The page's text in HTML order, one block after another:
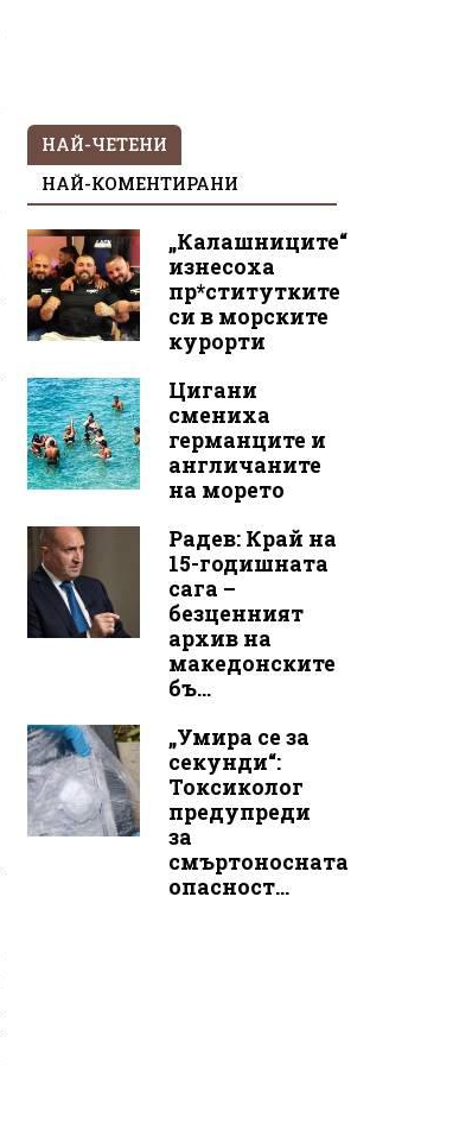
НАЙ-ЧЕТЕНИ
НАЙ-КОМЕНТИРАНИ
„Калашниците“
изнесоха
пр*ститутките
си в морските
курорти
Цигани
смениха
германците и
англичаните
на морето
Радев: Край на
15-годишната
сага –
безценният
архив на
македонските
бъ...
„Умира се за
секунди“:
Токсиколог
предупреди
за
смъртоносната
опасност...